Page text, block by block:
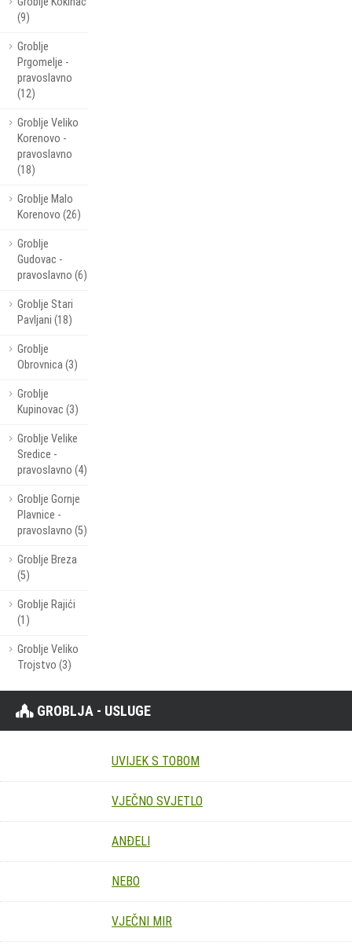
(9)
Groblje
Prgomelje -
pravoslavno
(12)
Groblje Veliko
Korenovo -
pravoslavno
(18)
Groblje Malo
Korenovo (26)
Groblje
Gudovac -
pravoslavno (6)
Groblje Stari
Pavljani (18)
Groblje
Obrovnica (3)
Groblje
Kupinovac (3)
Groblje Velike
Sredice -
pravoslavno (4)
Groblje Gornje
Plavnice -
pravoslavno (5)
Groblje Breza
(5)
Groblje Rajići
(1)
Groblje Veliko
Trojstvo (3)
GROBLJA - USLUGE
UVIJEK S TOBOM
VJEČNO SVJETLO
ANĐELI
NEBO
VJEČNI MIR